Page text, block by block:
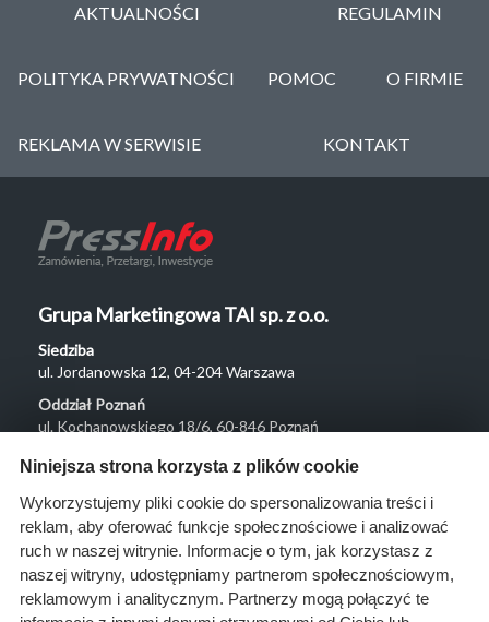
AKTUALNOŚCI REGULAMIN
POLITYKA PRYWATNOŚCI POMOC O FIRMIE
REKLAMA W SERWISIE KONTAKT
Grupa Marketingowa TAI sp. z o.o.
Siedziba
ul. Jordanowska 12, 04-204 Warszawa
Oddział Poznań
ul. Kochanowskiego 18/6, 60-846 Poznań
Menu
O nas
Rozwiązania
Monitoring
przetargów
Niniejsza strona korzysta z plików cookie
Wykorzystujemy pliki cookie do spersonalizowania treści i
reklam, aby oferować funkcje społecznościowe i analizować
ruch w naszej witrynie. Informacje o tym, jak korzystasz z
naszej witryny, udostępniamy partnerom społecznościowym,
reklamowym i analitycznym. Partnerzy mogą połączyć te